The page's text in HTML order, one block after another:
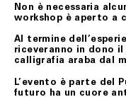
rientro della merce.
Nei casi di mancato
di esercizio del
contratto rimarrà
non avrà nulla a
richiesto, restituirà
le spese di spedizione.
Non è necessaria
workshop è aperto a
Al termine
riceveranno in dono
calligrafia araba dal
L’evento è parte del
futuro ha un cuore